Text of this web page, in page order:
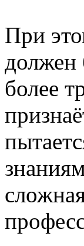
При
должен
более